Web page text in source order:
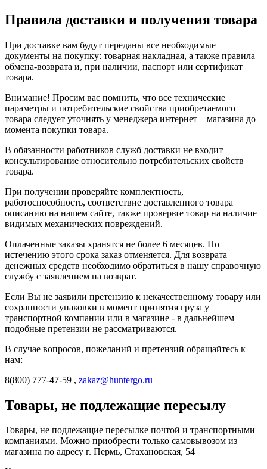
Правила доставки и получения товара
При доставке вам будут переданы все необходимые
документы на покупку: товарная накладная, а также правила
обмена-возврата и, при наличии, паспорт или сертификат
товара.
Внимание! Просим вас помнить, что все технические
параметры и потребительские свойства приобретаемого
товара следует уточнять у менеджера интернет – магазина до
момента покупки товара.
В обязанности работников служб доставки не входит
консультирование относительно потребительских свойств
товара.
При получении проверяйте комплектность,
работоспособность, соответствие доставленного товара
описанию на нашем сайте, также проверьте товар на наличие
видимых механических повреждений.
Оплаченные заказы хранятся не более 6 месяцев. По
истечению этого срока заказ отменяется. Для возврата
денежных средств необходимо обратиться в нашу справочную
службу с заявлением на возврат.
Если Вы не заявили претензию к некачественному товару или
сохранности упаковки в момент принятия груза у
транспортной компании или в магазине - в дальнейшем
подобные претензии не рассматриваются.
В случае вопросов, пожеланий и претензий обращайтесь к
нам:
8(800) 777-47-59 , zakaz@huntergo.ru
Товары, не подлежащие пересылу
Товары, не подлежащие пересылке почтой и транспортными
компаниями. Можно приобрести только самовывозом из
магазина по адресу г. Пермь, Стахановская, 54